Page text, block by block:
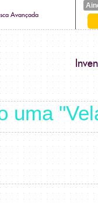
Avançada
uma